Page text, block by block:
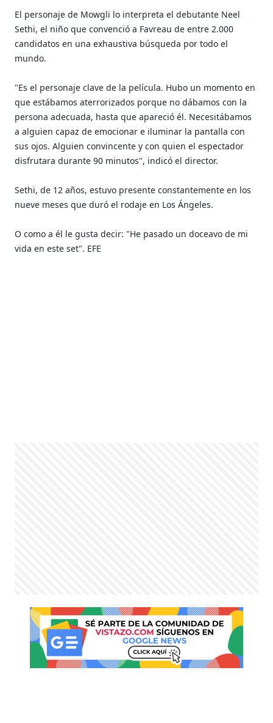
El personaje de Mowgli lo interpreta el debutante Neel
Sethi, el niño que convenció a Favreau de entre 2.000
candidatos en una exhaustiva búsqueda por todo el
mundo.
"Es el personaje clave de la película. Hubo un momento en
que estábamos aterrorizados porque no dábamos con la
persona adecuada, hasta que apareció él. Necesitábamos
a alguien capaz de emocionar e iluminar la pantalla con
sus ojos. Alguien convincente y con quien el espectador
disfrutara durante 90 minutos", indicó el director.
Sethi, de 12 años, estuvo presente constantemente en los
nueve meses que duró el rodaje en Los Ángeles.
O como a él le gusta decir: "He pasado un doceavo de mi
vida en este set". EFE